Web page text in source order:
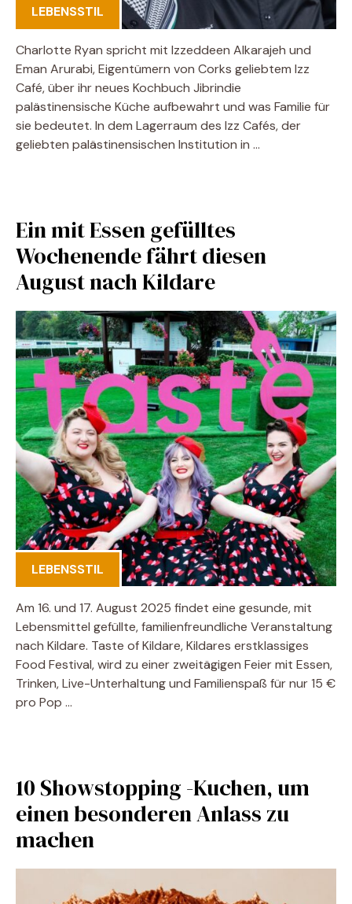
LEBENSSTIL
Charlotte Ryan spricht mit Izzeddeen Alkarajeh und
Eman Arurabi, Eigentümern von Corks geliebtem Izz
Café, über ihr neues Kochbuch Jibrindie
palästinensische Küche aufbewahrt und was Familie für
sie bedeutet. In dem Lagerraum des Izz Cafés, der
geliebten palästinensischen Institution in …
Ein mit Essen gefülltes
Wochenende fährt diesen
August nach Kildare
LEBENSSTIL
Am 16. und 17. August 2025 findet eine gesunde, mit
Lebensmittel gefüllte, familienfreundliche Veranstaltung
nach Kildare. Taste of Kildare, Kildares erstklassiges
Food Festival, wird zu einer zweitägigen Feier mit Essen,
Trinken, Live-Unterhaltung und Familienspaß für nur 15 €
pro Pop …
10 Showstopping -Kuchen, um
einen besonderen Anlass zu
machen